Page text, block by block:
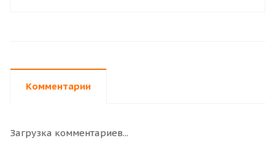
Комментарии
Загрузка комментариев...